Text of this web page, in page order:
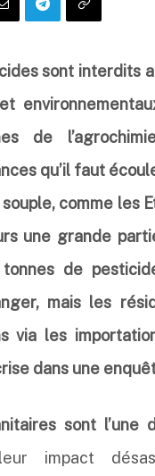
sont interdits
de
qu’il faut
comme les
une grande
de
mais les
via les
dans une
sont
impact